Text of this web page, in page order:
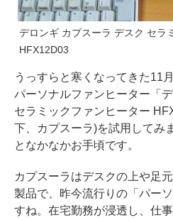
デロンギ カプスーラ デスク セラ
HFX12D03
うっすらと寒くなってきた11
パーソナルファンヒーター「
セラミックファンヒーター
下、カプスーラ)を試用してみ
となかなかお手頃です。
カプスーラはデスクの上や足
製品で、昨今流行りの「パー
すね。在宅勤務が浸透し、仕